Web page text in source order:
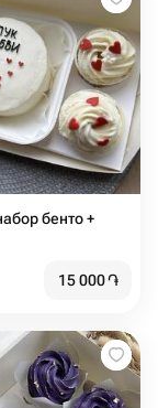
15 000֏